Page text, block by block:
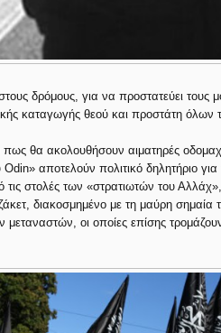
δρόμους, για να προστατεύει τους
καταγωγής θεού και προστάτη
πως θα ακολουθήσουν αιματηρές
Odin» αποτελούν πολιτικό δηλητήριο
στολές των «στρατιωτών του
διακοσμημένο με τη μαύρη σημαία
μεταναστών, οι οποίες επίσης